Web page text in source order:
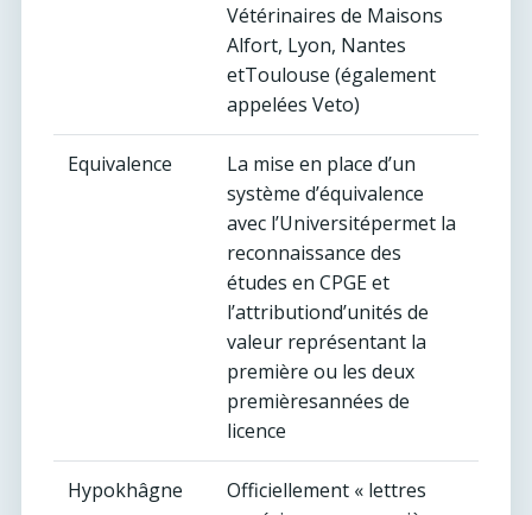
Vétérinaires de Maisons
Alfort, Lyon, Nantes
etToulouse (également
appelées Veto)
Equivalence
La mise en place d’un
système d’équivalence
avec l’Universitépermet la
reconnaissance des
études en CPGE et
l’attributiond’unités de
valeur représentant la
première ou les deux
premièresannées de
licence
Hypokhâgne
Officiellement « lettres